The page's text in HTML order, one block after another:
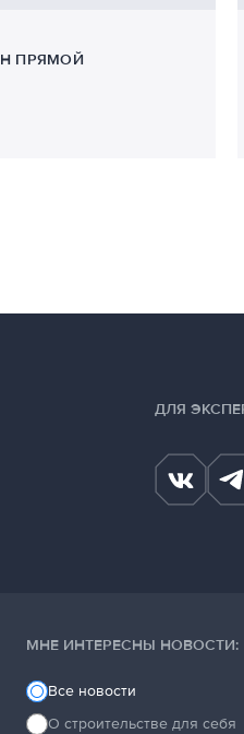
ПРЯМОЙ
ДЛЯ
МНЕ ИНТЕРЕСНЫ НОВОСТИ:
Все новости
О строительстве для себя